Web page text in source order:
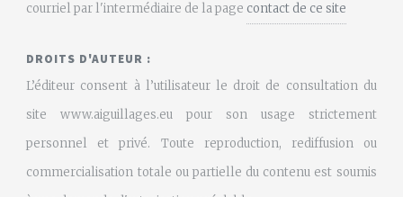
courriel par l'intermédiaire de la page contact de ce site
DROITS D'AUTEUR :
L’éditeur consent à l’utilisateur le droit de consultation du
site www.aiguillages.eu pour son usage strictement
personnel et privé. Toute reproduction, rediffusion ou
commercialisation totale ou partielle du contenu est soumis